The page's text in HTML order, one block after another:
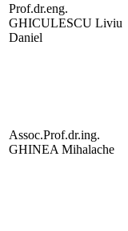
Prof.dr.eng.
GHICULESCU Liviu
Daniel
Assoc.Prof.dr.ing.
GHINEA Mihalache